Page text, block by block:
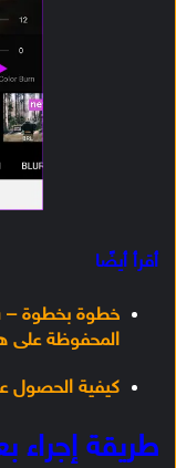
أقرأ أيضًا
خطوة بخطوة –
المحفوظة على
كيفية الحصول
طريقة إجراء